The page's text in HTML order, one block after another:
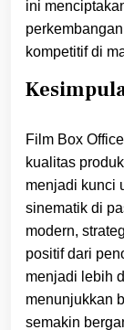
ini
kompetitif di
Film Box
kualitas
menjadi kunci
sinematik di
modern,
positif dari
menjadi lebih
menunjukkan
semakin